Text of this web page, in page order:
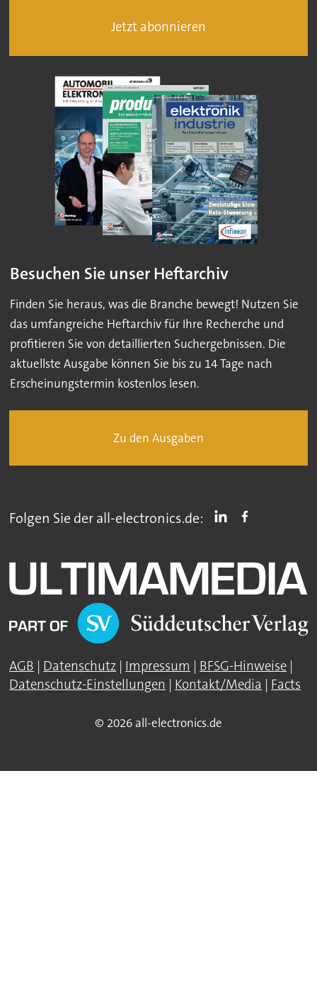
Jetzt abonnieren
Besuchen Sie unser Heftarchiv
Finden Sie heraus, was die Branche bewegt! Nutzen Sie
das umfangreiche Heftarchiv für Ihre Recherche und
profitieren Sie von detaillierten Suchergebnissen. Die
aktuellste Ausgabe können Sie bis zu 14 Tage nach
Erscheinungstermin kostenlos lesen.
Zu den Ausgaben
Folgen Sie der all-electronics.de:
AGB Datenschutz Impressum BFSG-Hinweise
Datenschutz-Einstellungen
Kontakt/Media Facts
© 2026 all-electronics.de